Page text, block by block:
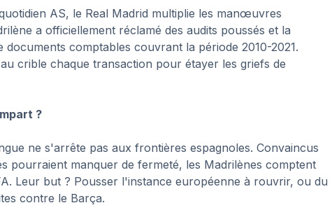
AS, le Real Madrid multiplie les manœuvres
a officiellement réclamé des audits poussés et la
documents comptables couvrant la période 2010-2021.
crible chaque transaction pour étayer les griefs de
?
ne s'arrête pas aux frontières espagnoles. Convaincus
pourraient manquer de fermeté, les Madrilènes comptent
Leur but ? Pousser l'instance européenne à rouvrir, ou du
contre le Barça.